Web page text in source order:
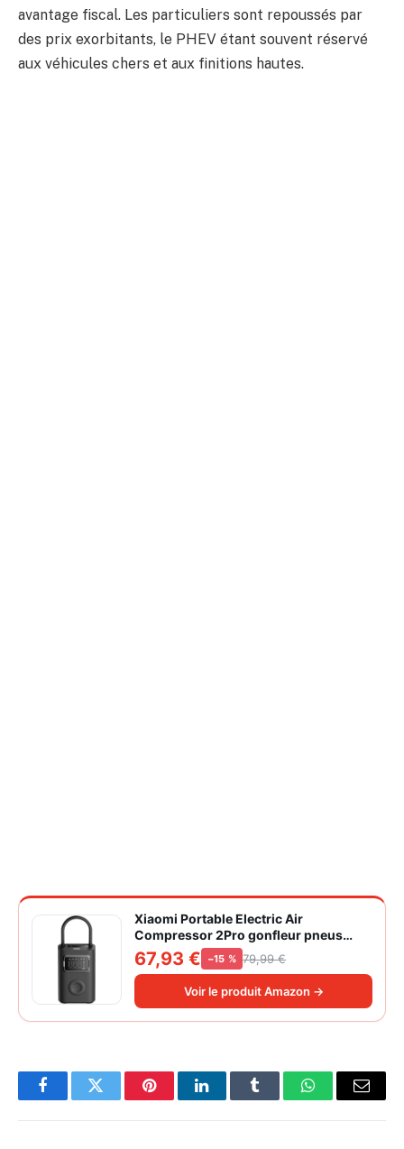
avantage fiscal. Les particuliers sont repoussés par
des prix exorbitants, le PHEV étant souvent réservé
aux véhicules chers et aux finitions hautes.
Xiaomi Portable Electric Air
Compressor 2Pro gonfleur pneus
voiture | ±1PSI Contrôle pression
pneus, 45s gonflage rapide, batterie
longue durée, avec éclairage, grand
cylindre à air 27 mm
67,93 € −15 % 79,99 €
Voir le produit Amazon →
FacebookTwitter PinterestLinkedInTumblr WhatsAppEmail